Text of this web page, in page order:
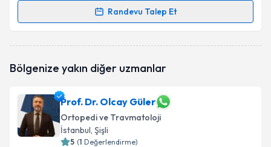
Randevu Talep Et
Randevu Takvimi Talebi
oluşturun. Size bu uzmandan randevu almanız için bir
E-posta Adresiniz
Bölgenize yakın diğer uzmanlar
Prof. Dr. Olcay Güler
Ortopedi ve Travmatoloji
İstanbul, Şişli
5 (1 Değerlendirme)